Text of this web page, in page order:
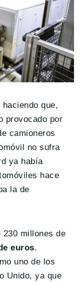
que,
provocado por
camioneros
no sufra
ya había
hace
la de
230 millones de
euros.
uno de los
Unido, ya que